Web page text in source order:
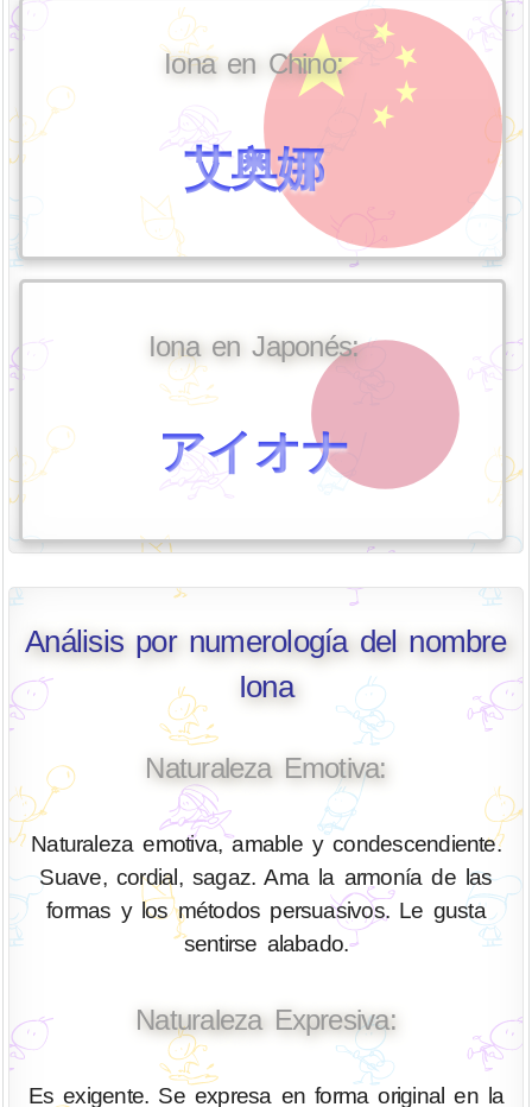
Iona en Chino:
艾奥娜
Iona en Japonés:
アイオナ
Análisis por numerología del nombre
Iona
Naturaleza Emotiva:
Naturaleza emotiva, amable y condescendiente.
Suave, cordial, sagaz. Ama la armonía de las
formas y los métodos persuasivos. Le gusta
sentirse alabado.
Naturaleza Expresiva:
Es exigente. Se expresa en forma original en la